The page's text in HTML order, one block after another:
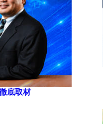
底取材